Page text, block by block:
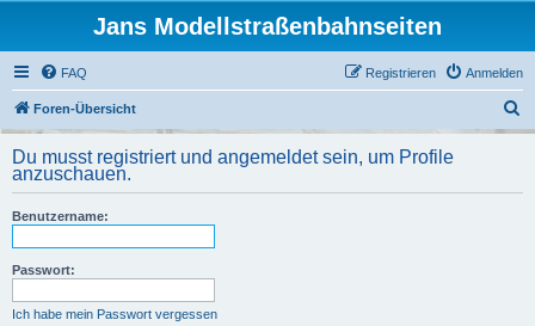
Jans Modellstraßenbahnseiten
FAQ Anmelden
Registrieren
Foren-Übersicht
u
h
Du musst registriert und angemeldet sein, um Profile
anzuschauen.
Benutzername:
Passwort:
Ich habe mein Passwort vergessen